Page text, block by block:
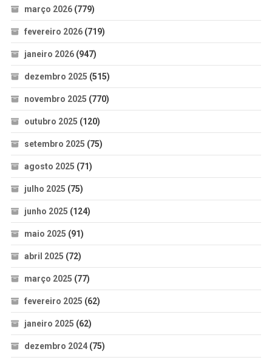
março 2026(779)
fevereiro 2026(719)
janeiro 2026(947)
dezembro 2025 (515)
novembro 2025 (770)
outubro 2025 (120)
setembro 2025 (75)
agosto 2025 (71)
julho 2025 (75)
junho 2025 (124)
maio 2025 (91)
abril 2025 (72)
março 2025 (77)
fevereiro 2025 (62)
janeiro 2025 (62)
dezembro 2024(75)